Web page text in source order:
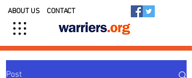
ABOUT US CONTACT
Post